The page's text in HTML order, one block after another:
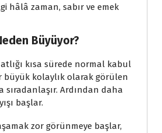
hâlâ zaman, sabır ve emek
Büyüyor?
kısa sürede normal kabul
büyük kolaylık olarak görülen
sıradanlaşır. Ardından daha
başlar.
zor görünmeye başlar,